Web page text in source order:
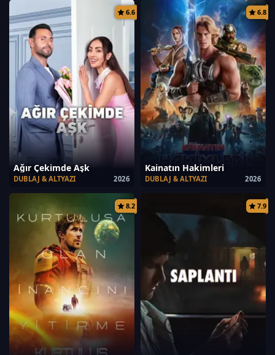
6.6
Ağır Çekimde Aşk
2026
DUBLAJ & ALTYAZI
6.8
Kainatın Hakimleri
2026
DUBLAJ & ALTYAZI
8.2 7.9